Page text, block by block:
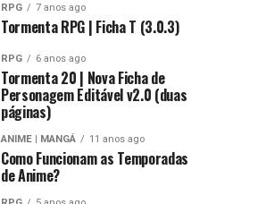
RPG 7 anos ago
Tormenta RPG | Ficha T (3.0.3)
RPG 6 anos ago
Tormenta 20 | Nova Ficha de
Personagem Editável v2.0 (duas
páginas)
ANIME | MANGÁ 11 anos ago
Como Funcionam as Temporadas
de Anime?